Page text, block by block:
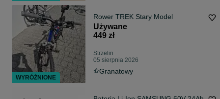
Rower TREK Stary Model
Używane
449 zł
Strzelin
05 sierpnia 2026
Granatowy
WYRÓŻNIONE